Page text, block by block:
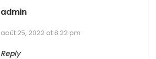
admin
août 25, 2022 at 8:22 pm
Reply